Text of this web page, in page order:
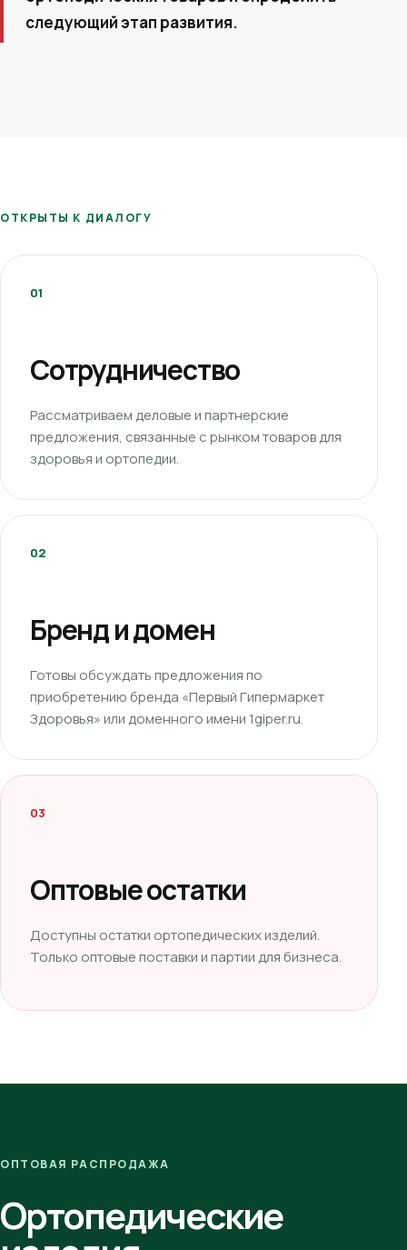
следующий этап развития.
ОТКРЫТЫ К ДИАЛОГУ
01
Сотрудничество
Рассматриваем деловые и партнерские
предложения, связанные с рынком товаров для
здоровья и ортопедии.
02
Бренд и домен
Готовы обсуждать предложения по
приобретению бренда «Первый Гипермаркет
Здоровья» или доменного имени 1giper.ru.
03
Оптовые остатки
Доступны остатки ортопедических изделий.
Только оптовые поставки и партии для бизнеса.
ОПТОВАЯ РАСПРОДАЖА
Ортопедические